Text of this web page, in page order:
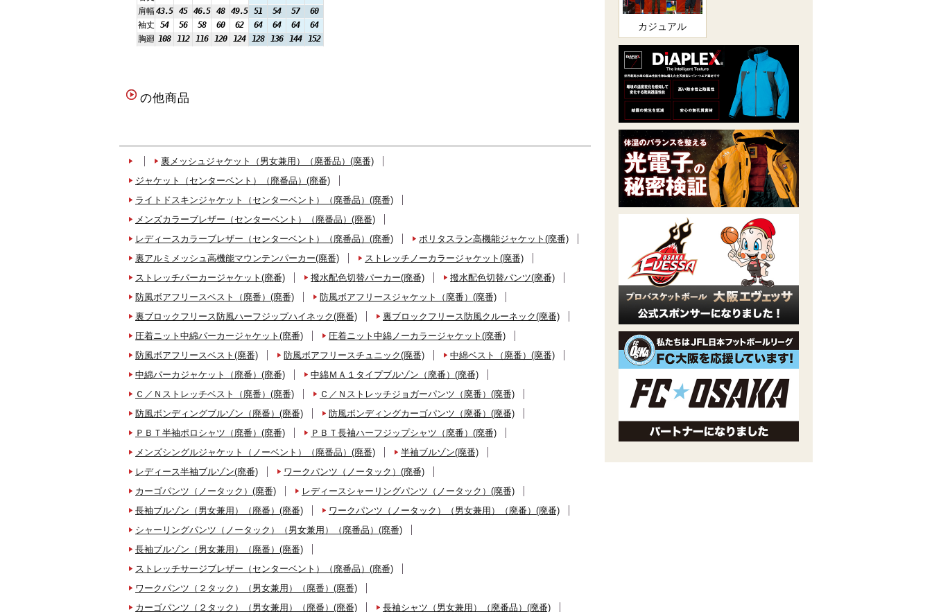
肩幅43.5 45 46.5 48 49.5 51 54 57
60
袖丈
54 56 58 60 62 64 64 64
64
胸廻 108 112 116 120 124 128 136 144 152
の他商品
裏メッシュジャケット（男女兼用）（廃番品）(廃番)
ジャケット（センターベント）（廃番品）(廃番)
ライトドスキンジャケット（センターベント）（廃番品）(廃番)
メンズカラーブレザー（センターベント）（廃番品）(廃番)
レディースカラーブレザー（センターベント）（廃番品）(廃番)
ポリタスラン高機能ジャケット(廃番)
裏アルミメッシュ高機能マウンテンパーカー(廃番)
ストレッチノーカラージャケット(廃番)
ストレッチパーカージャケット(廃番)
撥水配色切替パーカー(廃番)
撥水配色切替パンツ(廃番)
防風ボアフリースベスト（廃番）(廃番)
防風ボアフリースジャケット（廃番）(廃番)
裏ブロックフリース防風ハーフジップハイネック(廃番)
裏ブロックフリース防風クルーネック(廃番)
圧着ニット中綿パーカージャケット(廃番)
圧着ニット中綿ノーカラージャケット(廃番)
防風ボアフリースベスト(廃番)
防風ボアフリースチュニック(廃番)
中綿ベスト（廃番）(廃番)
中綿パーカジャケット（廃番）(廃番)
中綿ＭＡ１タイプブルゾン（廃番）(廃番)
Ｃ／Ｎストレッチベスト（廃番）(廃番)
Ｃ／Ｎストレッチジョガーパンツ（廃番）(廃番)
防風ボンディングブルゾン（廃番）(廃番)
防風ボンディングカーゴパンツ（廃番）(廃番)
ＰＢＴ半袖ポロシャツ（廃番）(廃番)
ＰＢＴ長袖ハーフジップシャツ（廃番）(廃番)
メンズシングルジャケット（ノーベント）（廃番品）(廃番)
半袖ブルゾン(廃番)
レディース半袖ブルゾン(廃番)
ワークパンツ（ノータック）(廃番)
カーゴパンツ（ノータック）(廃番)
レディースシャーリングパンツ（ノータック）(廃番)
長袖ブルゾン（男女兼用）（廃番）(廃番)
ワークパンツ（ノータック）（男女兼用）（廃番）(廃番)
シャーリングパンツ（ノータック）（男女兼用）（廃番品）(廃番)
長袖ブルゾン（男女兼用）（廃番）(廃番)
ストレッチサージブレザー（センターベント）（廃番品）(廃番)
ワークパンツ（２タック）（男女兼用）（廃番）(廃番)
カーゴパンツ（２タック）（男女兼用）（廃番）(廃番)
長袖シャツ（男女兼用）（廃番品）(廃番)
カジュアル